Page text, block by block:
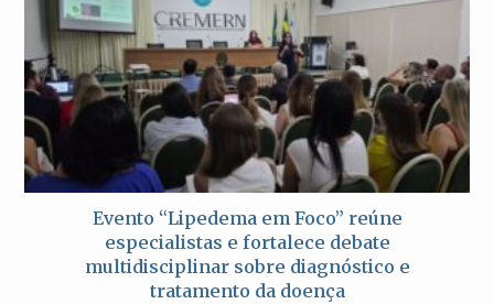
Evento “Lipedema em Foco” reúne
especialistas e fortalece debate
multidisciplinar sobre diagnóstico e
tratamento da doença